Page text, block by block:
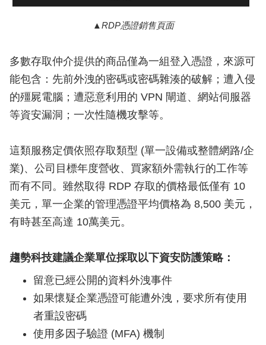
RDP憑證銷售頁面
多數存取仲介提供的商品僅為一組登入憑證，來源可
能包含：先前外洩的密碼或密碼雜湊的破解；遭入侵
的殭屍電腦；遭惡意利用的 VPN 閘道、網站伺服器
等資安漏洞；一次性隨機攻擊等。
這類服務定價依照存取類型 (單一設備或整體網路/企
業)、公司目標年度營收、買家額外需執行的工作等
而有不同。雖然取得 RDP 存取的價格最低僅有 10
美元，單一企業的管理憑證平均價格為 8,500 美元，
有時甚至高達 10萬美元。
趨勢科技建議企業單位採取以下資安防護策略：
留意已經公開的資料外洩事件
如果懷疑企業憑證可能遭外洩，要求所有使用
者重設密碼
使用多因子驗證 (MFA) 機制